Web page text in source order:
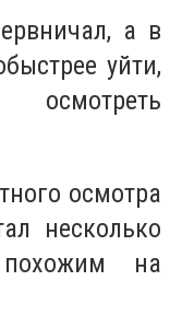
а в
уйти,
осмотра
несколько
на